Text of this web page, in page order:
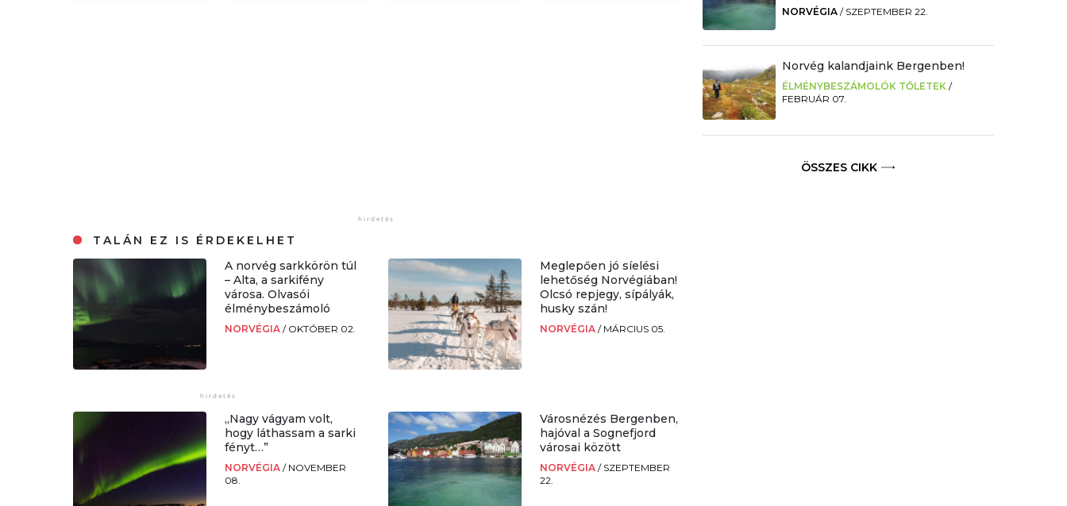
TALÁN EZ IS ÉRDEKELHET
A norvég sarkkörön túl
– Alta, a sarkifény
városa. Olvasói
élménybeszámoló
NORVÉGIA/ OKTÓBER 02.
Meglepően jó síelési
lehetőség Norvégiában!
Olcsó repjegy, sípályák,
husky szán!
NORVÉGIA / MÁRCIUS 05.
„Nagy vágyam volt,
hogy láthassam a sarki
fényt…”
NORVÉGIA/ NOVEMBER
08.
Városnézés Bergenben,
hajóval a Sognefjord
városai között
NORVÉGIA / SZEPTEMBER
22.
NORVÉGIA / SZEPTEMBER 22.
Norvég kalandjaink Bergenben!
ÉLMÉNYBESZÁMOLÓK TŐLETEK /
FEBRUÁR 07.
ÖSSZES CIKK